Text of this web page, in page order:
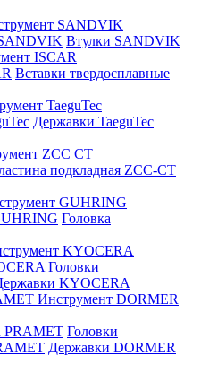
SANDVIK
Втулки SANDVIK
ISCAR
Вставки твердосплавные
TaeguTec
Державки TaeguTec
ZCС CT
подкладная ZCC-CT
GUHRING
Головка
KYOCERA
Головки
KYOCERA
Инструмент DORMER
PRAMET Головки
Державки DORMER